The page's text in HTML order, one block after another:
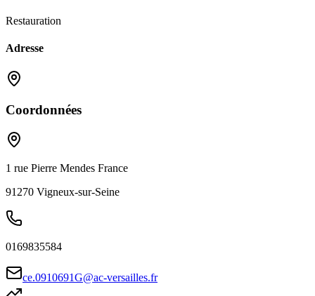
Restauration
Adresse
Coordonnées
1 rue Pierre Mendes France
91270 Vigneux-sur-Seine
0169835584
ce.0910691G@ac-versailles.fr